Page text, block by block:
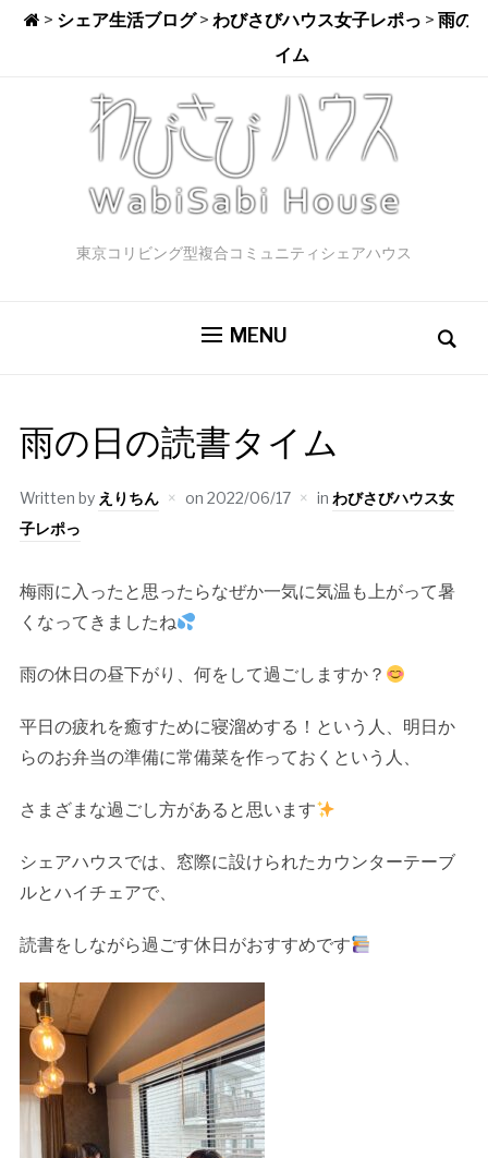
> シェア生活ブログ> わびさびハウス女子レポっ > 雨の
イム
東京コリビング型複合コミュニティシェアハウス
MENU
雨の日の読書タイム
Written by えりちん on 2022/06/17 in わびさびハウス女
子レポっ
梅雨に入ったと思ったらなぜか一気に気温も上がって暑
くなってきましたね
雨の休日の昼下がり、何をして過ごしますか？
平日の疲れを癒すために寝溜めする！という人、明日か
らのお弁当の準備に常備菜を作っておくという人、
さまざまな過ごし方があると思います
シェアハウスでは、窓際に設けられたカウンターテーブ
ルとハイチェアで、
読書をしながら過ごす休日がおすすめです